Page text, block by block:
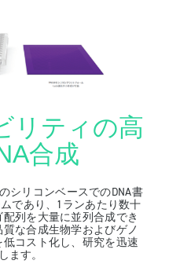
リティの高
合成
シリコンベースでのDNA書
であり、1ランあたり数十
列を大量に並列合成でき
な合成生物学およびゲノ
コスト化し、研究を迅速
ます。